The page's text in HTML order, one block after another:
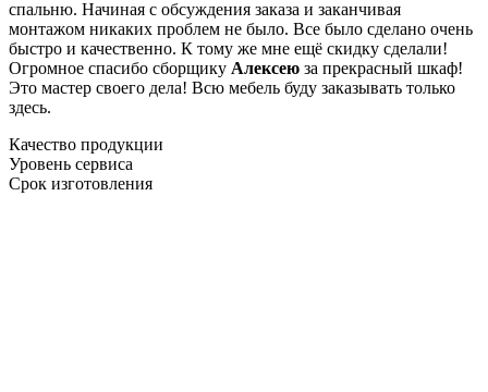
спальню. Начиная с обсуждения заказа и заканчивая
монтажом никаких проблем не было. Все было сделано очень
быстро и качественно. К тому же мне ещё скидку сделали!
Огромное спасибо сборщику Алексею за прекрасный шкаф!
Это мастер своего дела! Всю мебель буду заказывать только
здесь.
Качество продукции
Уровень сервиса
Срок изготовления